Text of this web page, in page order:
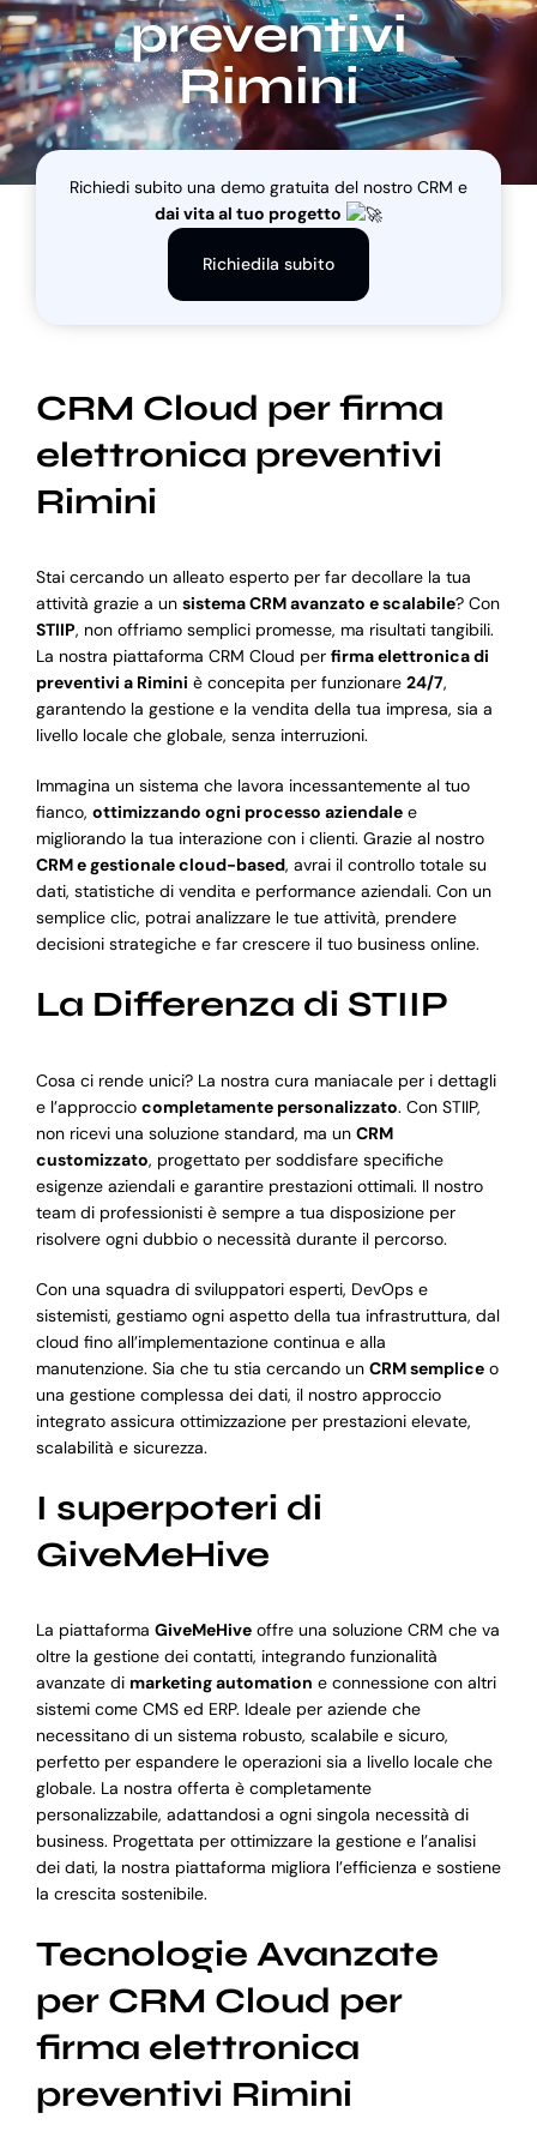
Blog
Supporto
preventivi
Rimini
Richiedi subito una demo gratuita del nostro CRM e
dai vita al tuo progetto
Richiedila subito
CRM Cloud per firma
elettronica preventivi
Rimini
Stai cercando un alleato esperto per far decollare la tua
attività grazie a un sistema CRM avanzato e scalabile? Con
STIIP, non offriamo semplici promesse, ma risultati tangibili.
La nostra piattaforma CRM Cloud per firma elettronica di
preventivi a Rimini è concepita per funzionare 24/7,
garantendo la gestione e la vendita della tua impresa, sia a
livello locale che globale, senza interruzioni.
Immagina un sistema che lavora incessantemente al tuo
fianco, ottimizzando ogni processo aziendalee
migliorando la tua interazione con i clienti. Grazie al nostro
CRM e gestionale cloud-based, avrai il controllo totale su
dati, statistiche di vendita e performance aziendali. Con un
semplice clic, potrai analizzare le tue attività, prendere
decisioni strategiche e far crescere il tuo business online.
La Differenza di STIIP
Cosa ci rende unici? La nostra cura maniacale per i dettagli
e l’approccio completamente personalizzato. Con STIIP,
non ricevi una soluzione standard, ma un CRM
customizzato, progettato per soddisfare specifiche
esigenze aziendali e garantire prestazioni ottimali. Il nostro
team di professionisti è sempre a tua disposizione per
risolvere ogni dubbio o necessità durante il percorso.
Con una squadra di sviluppatori esperti, DevOps e
sistemisti, gestiamo ogni aspetto della tua infrastruttura, dal
cloud fino all’implementazione continua e alla
manutenzione. Sia che tu stia cercando un CRM sempliceo
una gestione complessa dei dati, il nostro approccio
integrato assicura ottimizzazione per prestazioni elevate,
scalabilità e sicurezza.
I superpoteri di
GiveMeHive
La piattaforma GiveMeHiveoffre una soluzione CRM che va
oltre la gestione dei contatti, integrando funzionalità
avanzate di marketing automation e connessione con altri
sistemi come CMS ed ERP. Ideale per aziende che
necessitano di un sistema robusto, scalabile e sicuro,
perfetto per espandere le operazioni sia a livello locale che
globale. La nostra offerta è completamente
personalizzabile, adattandosi a ogni singola necessità di
business. Progettata per ottimizzare la gestione e l’analisi
dei dati, la nostra piattaforma migliora l’efficienza e sostiene
la crescita sostenibile.
Tecnologie Avanzate
per CRM Cloud per
firma elettronica
preventivi Rimini